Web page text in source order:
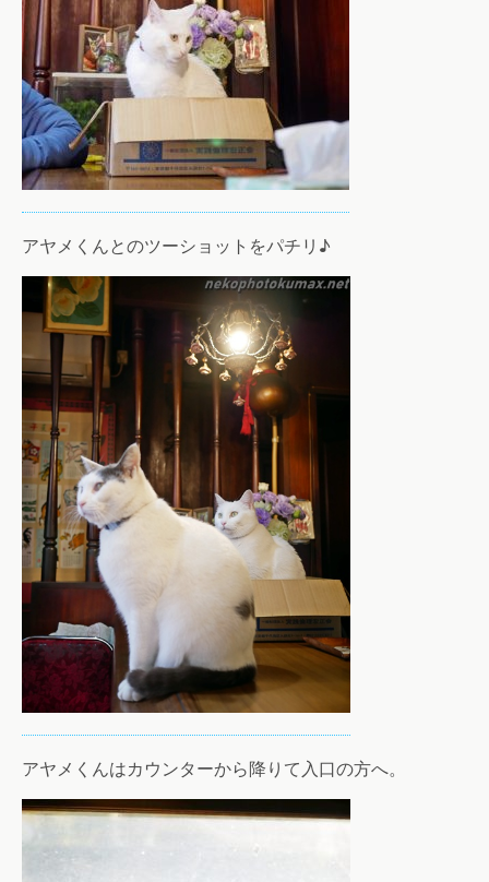
アヤメくんとのツーショットをパチリ♪
アヤメくんはカウンターから降りて入口の方へ。